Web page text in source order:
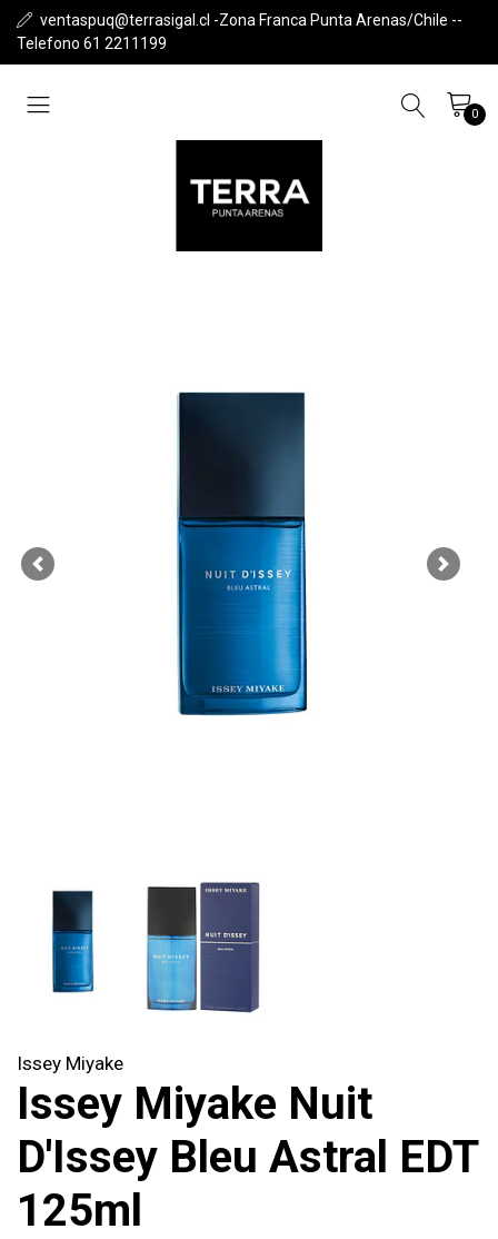
ventaspuq@terrasigal.cl -Zona Franca Punta Arenas/Chile --
Telefono 61 2211199
0
Previous Next
Issey Miyake
Issey Miyake Nuit
D'Issey Bleu Astral EDT
125ml